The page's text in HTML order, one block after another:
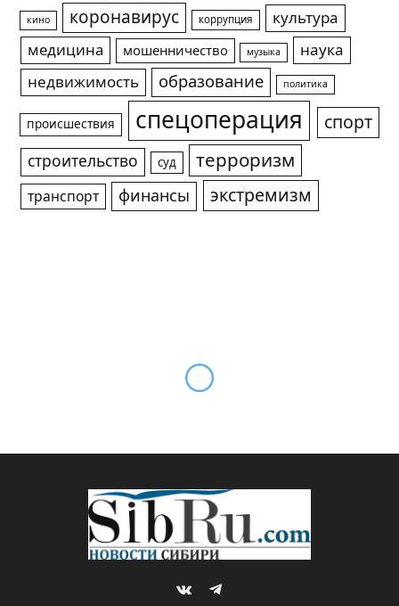
кино коронавирус коррупция
культура
медицина
мошенничество музыка
наука
недвижимость
образование политика
происшествия спецоперация спорт
строительство суд терроризм
транспорт финансы экстремизм
VKontakteTelegram